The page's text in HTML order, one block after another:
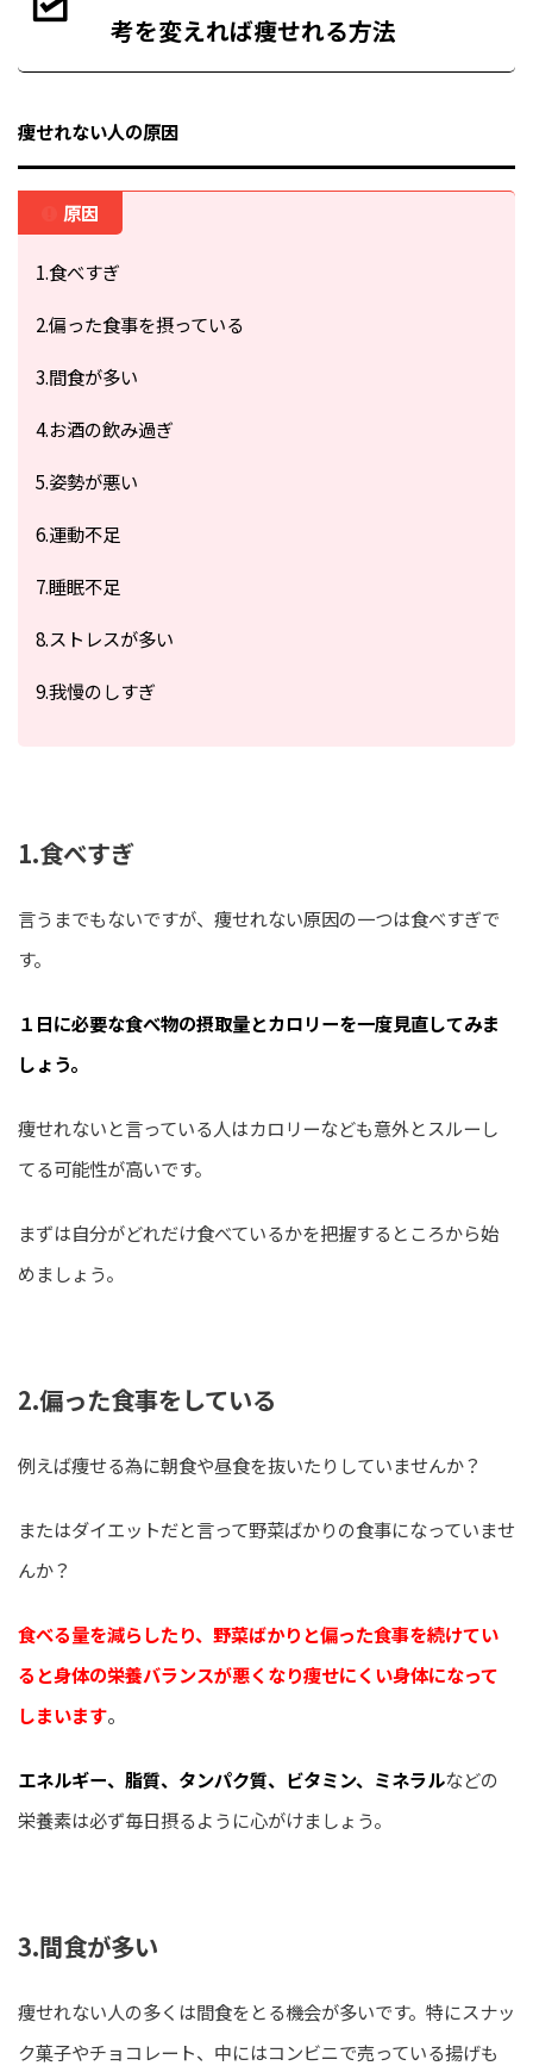
考を変えれば痩せれる方法
痩せれない人の原因
原因
1.食べすぎ
2.偏った食事を摂っている
3.間食が多い
4.お酒の飲み過ぎ
5.姿勢が悪い
6.運動不足
7.睡眠不足
8.ストレスが多い
9.我慢のしすぎ
1.食べすぎ
言うまでもないですが、痩せれない原因の一つは食べすぎで
す。
１日に必要な食べ物の摂取量とカロリーを一度見直してみま
しょう。
痩せれないと言っている人はカロリーなども意外とスルーし
てる可能性が高いです。
まずは自分がどれだけ食べているかを把握するところから始
めましょう。
2.偏った食事をしている
例えば痩せる為に朝食や昼食を抜いたりしていませんか？
またはダイエットだと言って野菜ばかりの食事になっていませ
んか？
食べる量を減らしたり、野菜ばかりと偏った食事を続けてい
ると身体の栄養バランスが悪くなり痩せにくい身体になって
しまいます。
エネルギー、脂質、タンパク質、ビタミン、ミネラルなどの
栄養素は必ず毎日摂るように心がけましょう。
3.間食が多い
痩せれない人の多くは間食をとる機会が多いです。特にスナッ
ク菓子やチョコレート、中にはコンビニで売っている揚げも